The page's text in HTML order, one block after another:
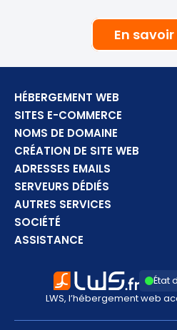
En
HÉBERGEMENT WEB
SITES E-COMMERCE
NOMS DE DOMAINE
CRÉATION DE SITE WEB
ADRESSES EMAILS
SERVEURS DÉDIÉS
AUTRES SERVICES
SOCIÉTÉ
ASSISTANCE
État
LWS, l’hébergement web